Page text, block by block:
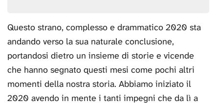
Questo strano, complesso e drammatico 2020 sta
andando verso la sua naturale conclusione,
portandosi dietro un insieme di storie e vicende
che hanno segnato questi mesi come pochi altri
momenti della nostra storia. Abbiamo iniziato il
2020 avendo in mente i tanti impegni che da lì a